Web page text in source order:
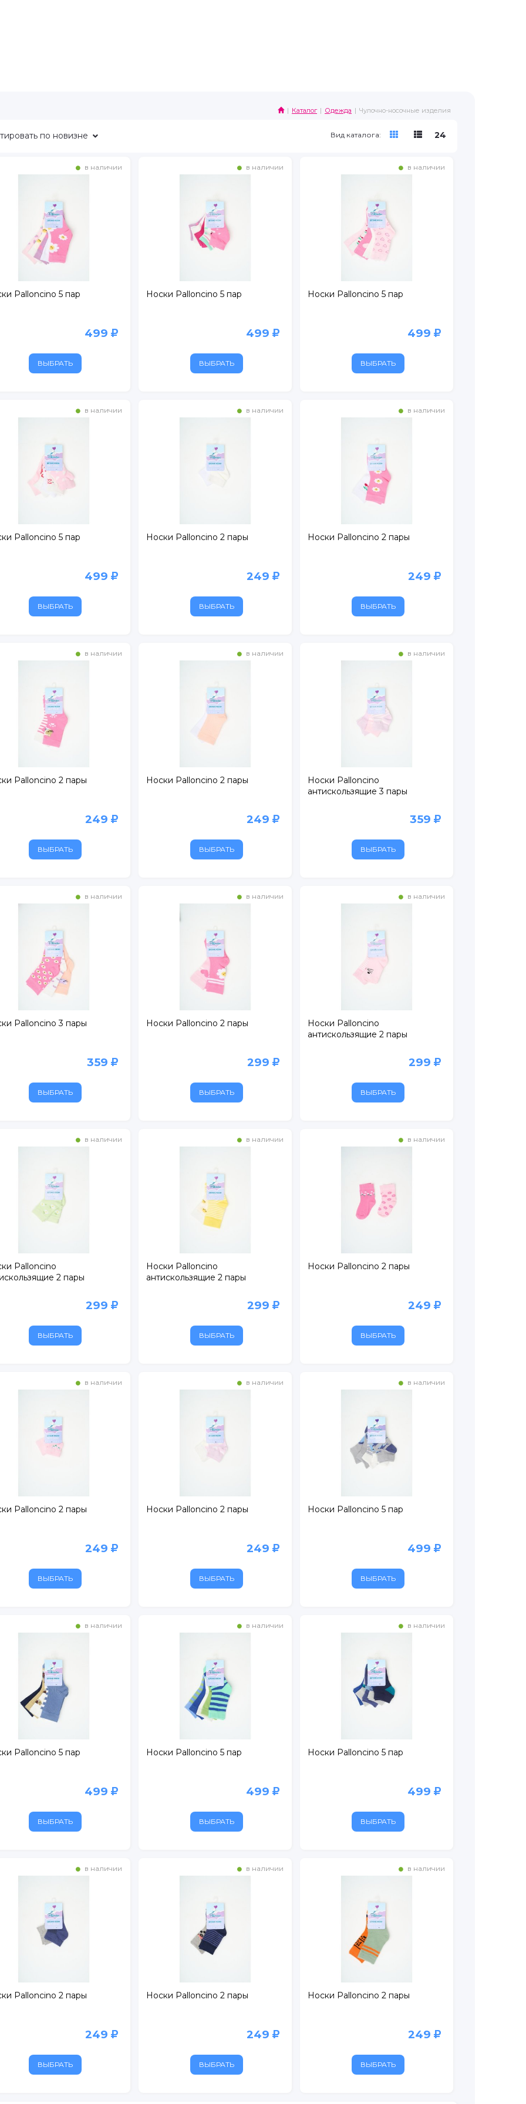
Каталог Одежда Чулочно-носочные изделия
Кирпичник"
д. 134
по новизне 24
Вид каталога:
в наличии
Palloncino 5 пар
499
ВЫБРАТЬ
в наличии
Носки Palloncino 5 пар
499
ВЫБРАТЬ
в наличии
Носки Palloncino 5 пар
499
ВЫБРАТЬ
в наличии
Palloncino 5 пар
499
ВЫБРАТЬ
в наличии
Носки Palloncino 2 пары
249
ВЫБРАТЬ
в наличии
Носки Palloncino 2 пары
249
ВЫБРАТЬ
в наличии
Palloncino 2 пары
249
ВЫБРАТЬ
в наличии
Носки Palloncino 2 пары
249
ВЫБРАТЬ
в наличии
Носки Palloncino
антискользящие 3 пары
359
ВЫБРАТЬ
в наличии
Palloncino 3 пары
359
ВЫБРАТЬ
в наличии
Носки Palloncino 2 пары
299
ВЫБРАТЬ
в наличии
Носки Palloncino
антискользящие 2 пары
299
ВЫБРАТЬ
в наличии
Palloncino
2 пары
299
ВЫБРАТЬ
в наличии
Носки Palloncino
антискользящие 2 пары
299
ВЫБРАТЬ
в наличии
Носки Palloncino 2 пары
249
ВЫБРАТЬ
в наличии
Palloncino 2 пары
249
ВЫБРАТЬ
в наличии
Носки Palloncino 2 пары
249
ВЫБРАТЬ
в наличии
Носки Palloncino 5 пар
499
ВЫБРАТЬ
в наличии
Palloncino 5 пар
499
ВЫБРАТЬ
в наличии
Носки Palloncino 5 пар
499
ВЫБРАТЬ
в наличии
Носки Palloncino 5 пар
499
ВЫБРАТЬ
в наличии
Palloncino 2 пары
249
ВЫБРАТЬ
в наличии
Носки Palloncino 2 пары
249
ВЫБРАТЬ
в наличии
Носки Palloncino 2 пары
249
ВЫБРАТЬ